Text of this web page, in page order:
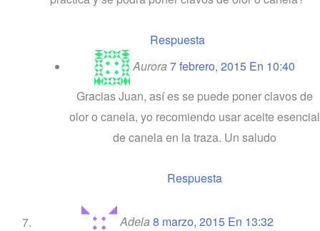
Respuesta
Aurora 7 febrero, 2015 En 10:40
Gracias Juan, así es se puede poner clavos de
olor o canela, yo recomiendo usar aceite esencial
de canela en la traza. Un saludo
Respuesta
Adela 8 marzo, 2015 En 13:32